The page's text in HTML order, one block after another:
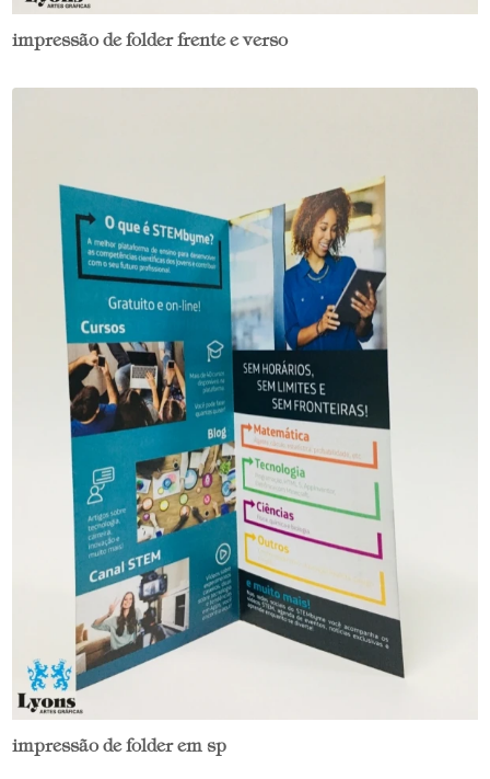
impressão de folder frente e verso
impressão de folder em sp